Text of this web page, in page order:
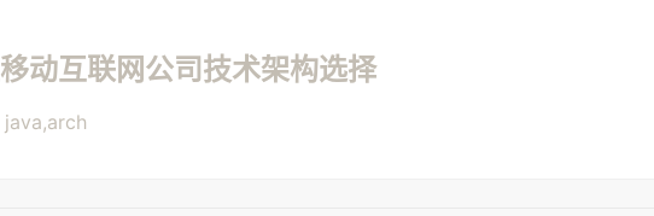
动互联网公司技术架构选择
java,arch